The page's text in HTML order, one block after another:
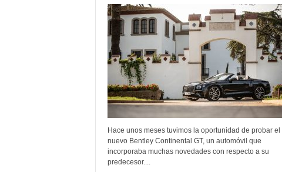
Hace unos meses tuvimos la oportunidad de probar el
nuevo Bentley Continental GT, un automóvil que
incorporaba muchas novedades con respecto a su
predecesor....